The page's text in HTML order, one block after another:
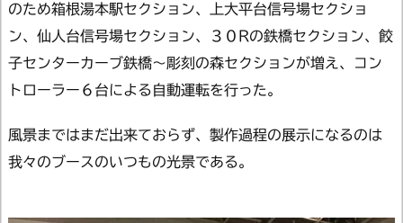
のため箱根湯本駅セクション、上大平台信号場セクショ
ン、仙人台信号場セクション、３０Rの鉄橋セクション、餃
子センターカーブ鉄橋～彫刻の森セクションが増え、コン
トローラー６台による自動運転を行った。
風景まではまだ出来ておらず、製作過程の展示になるのは
我々のブースのいつもの光景である。